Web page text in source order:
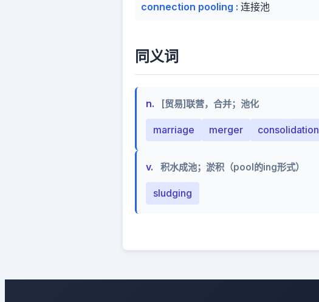
connection pooling : 连接池
同义词
n. [贸易]联营，合并；池化
marriage merger consolidation
v. 积水成池；淤积（pool的ing形式）
sludging